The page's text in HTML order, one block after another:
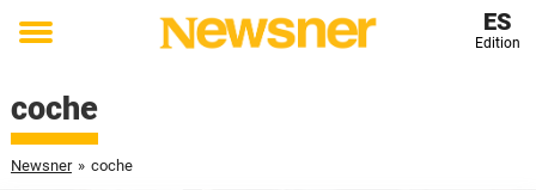
Toggle
ES
Edition
coche
Newsner » coche